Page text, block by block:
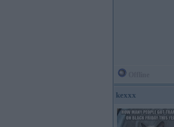
kexxx